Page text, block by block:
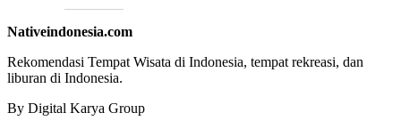
Nativeindonesia.com
Rekomendasi Tempat Wisata di Indonesia, tempat rekreasi, dan
liburan di Indonesia.
By Digital Karya Group